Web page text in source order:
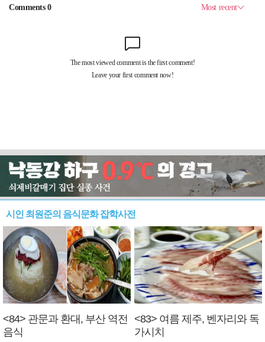
시인 최원준의 음식문화 잡학사전
<84> 관문과 환대, 부산 역전
음식
<83> 여름 제주, 벤자리와 독
가시치